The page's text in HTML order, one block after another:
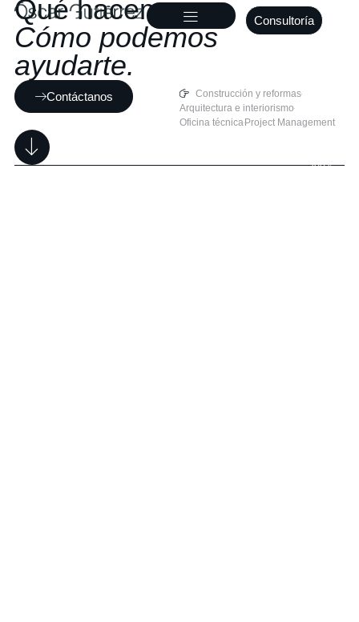
Consultoría
Qué hacemos.
Cómo podemos
ayudarte.
Contáctanos
Construcción y reformas
Arquitectura e interiorismo
Oficina técnica Project Management
100%